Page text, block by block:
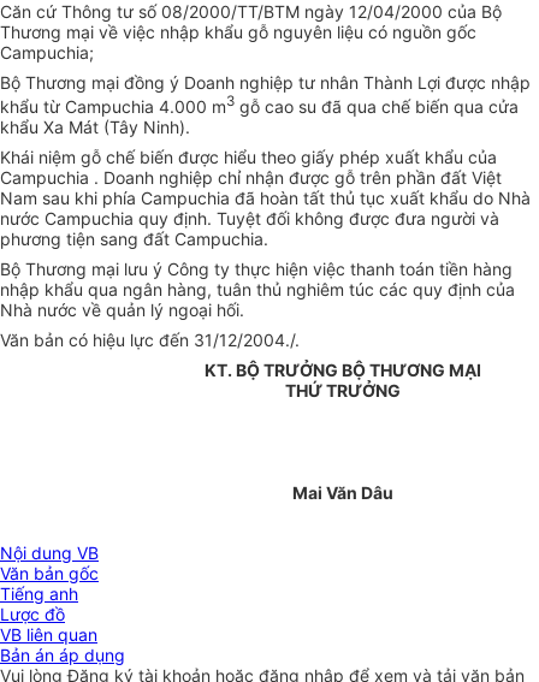
Căn cứ Thông tư số 08/2000/TT/BTM ngày 12/04/2000 của Bộ
Thương mại về việc nhập khẩu gỗ nguyên liệu có nguồn gốc
Campuchia;
Bộ Thương mại đồng ý Doanh nghiệp tư nhân Thành Lợi được nhập
khẩu từ Campuchia 4.000 m3 gỗ cao su đã qua chế biến qua cửa
khẩu Xa Mát (Tây Ninh).
Khái niệm gỗ chế biến được hiểu theo giấy phép xuất khẩu của
Campuchia . Doanh nghiệp chỉ nhận được gỗ trên phần đất Việt
Nam sau khi phía Campuchia đã hoàn tất thủ tục xuất khẩu do Nhà
nước Campuchia quy định. Tuyệt đối không được đưa người và
phương tiện sang đất Campuchia.
Bộ Thương mại lưu ý Công ty thực hiện việc thanh toán tiền hàng
nhập khẩu qua ngân hàng, tuân thủ nghiêm túc các quy định của
Nhà nước về quản lý ngoại hối.
Văn bản có hiệu lực đến 31/12/2004./.
KT. BỘ TRƯỞNG BỘ THƯƠNG MẠI
THỨ TRƯỞNG
Mai Văn Dâu
Nội dung VB
Văn bản gốc
Tiếng anh
Lược đồ
VB liên quan
Bản án áp dụng
Vui lòngĐăng ký tài khoản hoặc đăng nhập để xem và tải văn bản